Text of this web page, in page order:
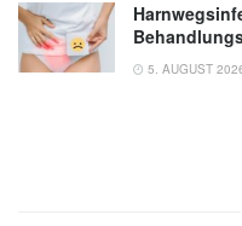
5. AUGUST